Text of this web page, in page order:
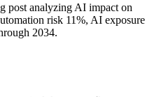
post analyzing AI impact on
risk 11%, AI exposure
2034.